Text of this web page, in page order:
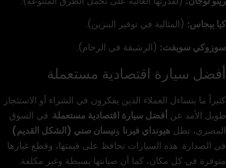
كيا بيجاس: (المثالية في توفير البنزين).
سوزوكي سويفت: (الرشيقة في الزحام).
أفضل سيارة اقتصادية مستعملة
كثيراً ما يتساءل العملاء الذين يفكرون في الشراء أو الاستئجار
طويل الأمد عن أفضل سيارة اقتصادية مستعملة. في السوق
المصري، تظل هيونداي فيرنا ونيسان صني (الشكل القديم)
في الصدارة. هذه السيارات تحافظ على قيمتها، وقطع غيارها
متوفرة في كل مكان، كما أن صيانتها بسيطة وغير مكلفة.